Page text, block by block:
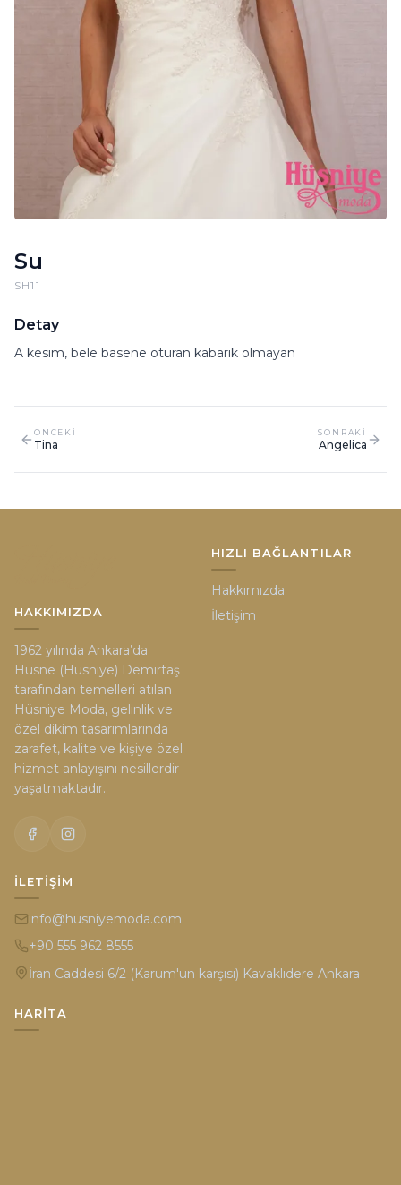
Su
SH11
Detay
A kesim, bele basene oturan kabarık olmayan
ONCEKI
Tina
SONRAKI
Angelica
HAKKIMIZDA
1962 yılında Ankara’da
Hüsne (Hüsniye) Demirtaş
tarafından temelleri atılan
Hüsniye Moda, gelinlik ve
özel dikim tasarımlarında
zarafet, kalite ve kişiye özel
hizmet anlayışını nesillerdir
yaşatmaktadır.
HIZLI BAĞLANTILAR
Hakkımızda
İletişim
İLETIŞIM
info@husniyemoda.com
+90 555 962 8555
İran Caddesi 6/2 (Karum'un karşısı) Kavaklıdere Ankara
HARITA